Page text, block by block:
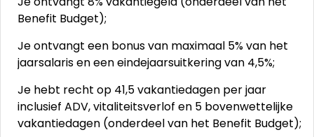
Benefit Budget);
Je ontvangt een bonus van maximaal 5% van het
jaarsalaris en een eindejaarsuitkering van 4,5%;
Je hebt recht op 41,5 vakantiedagen per jaar
inclusief ADV, vitaliteitsverlof en 5 bovenwettelijke
vakantiedagen (onderdeel van het Benefit Budget);